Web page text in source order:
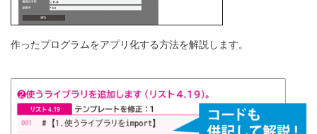
作ったプログラムをアプリ化する方法を解説します。